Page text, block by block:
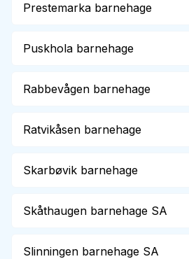
Prestemarka barnehage
Puskhola barnehage
Rabbevågen barnehage
Ratvikåsen barnehage
Skarbøvik barnehage
Skåthaugen barnehage SA
Slinningen barnehage SA